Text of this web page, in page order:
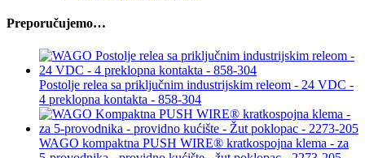
Preporučujemo…
Postolje relea sa priključnim industrijskim releom - 24 VDC -
4 preklopna kontakta - 858-304
WAGO kompaktna PUSH WIRE® kratkospojna klema - za